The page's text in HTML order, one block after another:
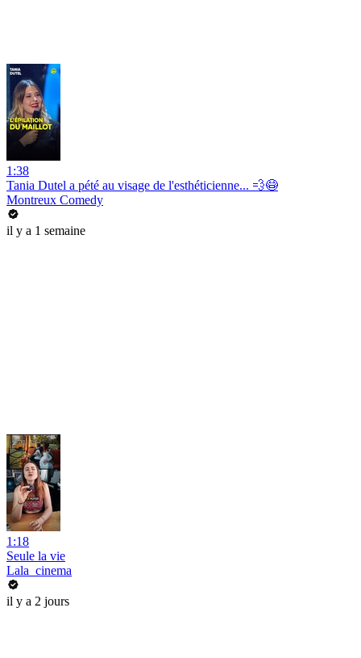
1:38
Tania Dutel a pété au visage de l'esthéticienne... 💨😷
Montreux Comedy
il y a 1 semaine
1:18
Seule la vie
Lala_cinema
il y a 2 jours